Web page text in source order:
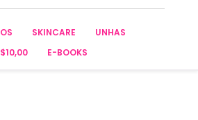
SKINCARE
UNHAS
E-BOOKS